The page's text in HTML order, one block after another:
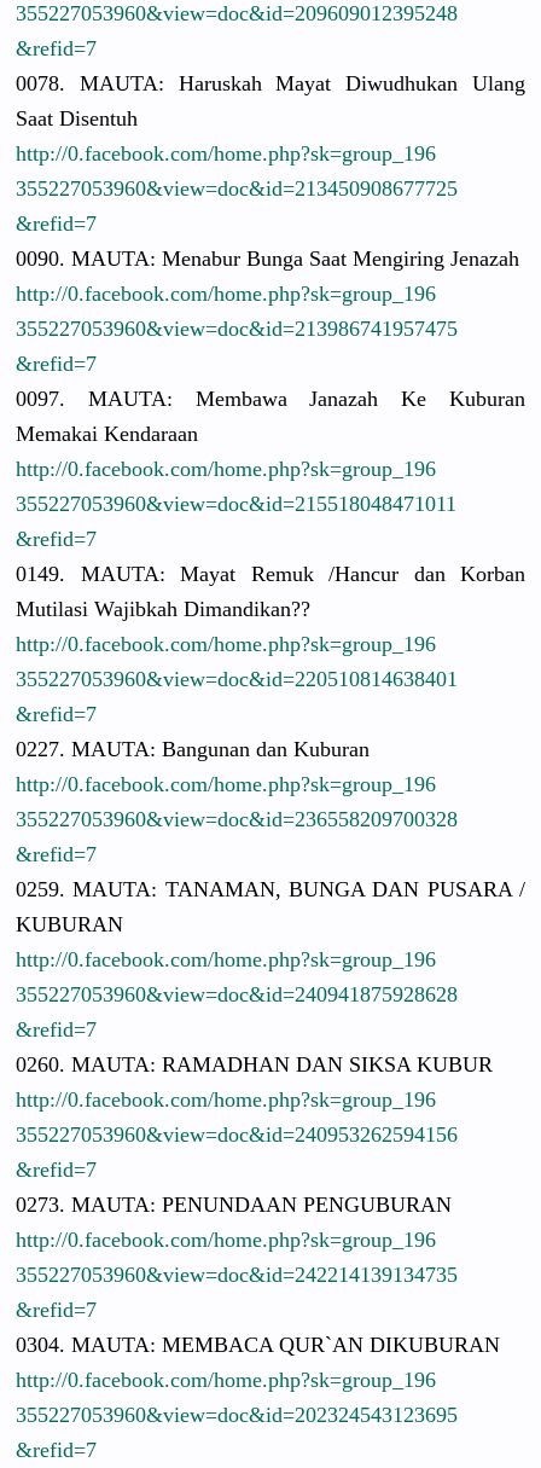
355227053960&view=doc&id=209609012395248
&refid=7
0078. MAUTA: Haruskah Mayat Diwudhukan Ulang
Saat Disentuh
http://0.facebook.com/home.php?sk=group_196
355227053960&view=doc&id=213450908677725
&refid=7
0090. MAUTA: Menabur Bunga Saat Mengiring Jenazah
http://0.facebook.com/home.php?sk=group_196
355227053960&view=doc&id=213986741957475
&refid=7
0097. MAUTA: Membawa Janazah Ke Kuburan
Memakai Kendaraan
http://0.facebook.com/home.php?sk=group_196
355227053960&view=doc&id=215518048471011
&refid=7
0149. MAUTA: Mayat Remuk /Hancur dan Korban
Mutilasi Wajibkah Dimandikan??
http://0.facebook.com/home.php?sk=group_196
355227053960&view=doc&id=220510814638401
&refid=7
0227. MAUTA: Bangunan dan Kuburan
http://0.facebook.com/home.php?sk=group_196
355227053960&view=doc&id=236558209700328
&refid=7
0259. MAUTA: TANAMAN, BUNGA DAN PUSARA /
KUBURAN
http://0.facebook.com/home.php?sk=group_196
355227053960&view=doc&id=240941875928628
&refid=7
0260. MAUTA: RAMADHAN DAN SIKSA KUBUR
http://0.facebook.com/home.php?sk=group_196
355227053960&view=doc&id=240953262594156
&refid=7
0273. MAUTA: PENUNDAAN PENGUBURAN
http://0.facebook.com/home.php?sk=group_196
355227053960&view=doc&id=242214139134735
&refid=7
0304. MAUTA: MEMBACA QUR`AN DIKUBURAN
http://0.facebook.com/home.php?sk=group_196
355227053960&view=doc&id=202324543123695
&refid=7